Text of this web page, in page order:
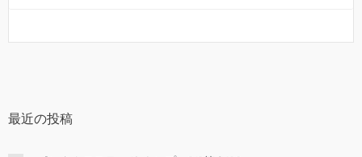
最近の投稿